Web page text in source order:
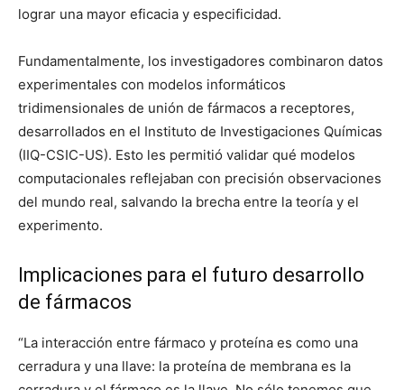
lograr una mayor eficacia y especificidad.
Fundamentalmente, los investigadores combinaron datos
experimentales con modelos informáticos
tridimensionales de unión de fármacos a receptores,
desarrollados en el Instituto de Investigaciones Químicas
(IIQ-CSIC-US). Esto les permitió validar qué modelos
computacionales reflejaban con precisión observaciones
del mundo real, salvando la brecha entre la teoría y el
experimento.
Implicaciones para el futuro desarrollo
de fármacos
“La interacción entre fármaco y proteína es como una
cerradura y una llave: la proteína de membrana es la